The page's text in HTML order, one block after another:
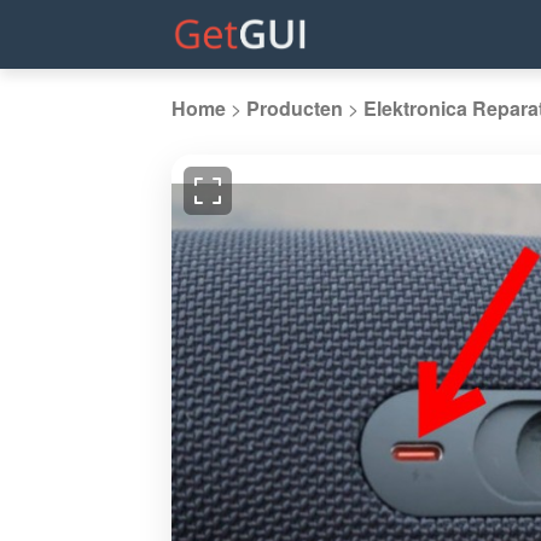
Home > Producten > Elektronica